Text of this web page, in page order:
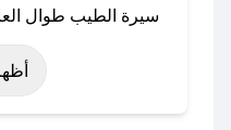
سيرة الطيب طوال
عيد الفطر، عيد
نوفمبر)، رمضان،